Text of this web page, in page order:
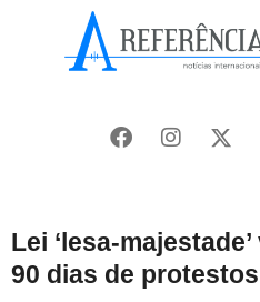
Lei ‘lesa-
90 dias de